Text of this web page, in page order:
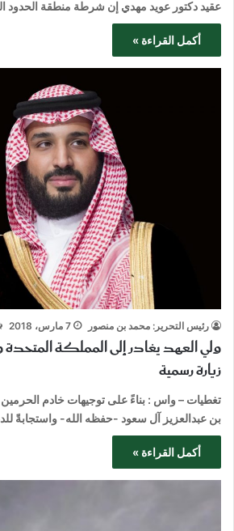
عقيد دكتور عويد مهدي إن شرطة منطقة الحدود
أكمل القراءة »
رئيس التحرير: محمد بن منصور 7 مارس، 2018
ولي العهد يغادر إلى المملكة المتحدة
زيارة رسمية
تغطيات – واس : بناءً على توجيهات خادم
بن عبدالعزيز آل سعود -حفظه الله- واستجابةً
أكمل القراءة »